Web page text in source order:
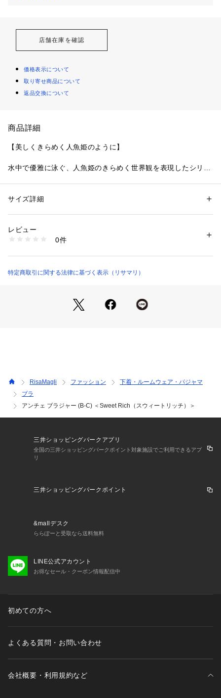
店舗在庫を確認
価格表示について
取り寄せ商品について
返品交換について
商品詳細
【美しくきらめく人魚姫のように】
水中で優雅に泳ぐ、人魚姫のきらめく世界観を表現したシリー
で表情を変える気泡のデザインにこだわり、ステッチを繊細に
ラと輝くビーズチャームや、人魚の優美な尾ひれと真珠を組み
合わせたアップリケなど、わくわくするようなファンタジーな
＜パターン＞
番ナチュラルなパターンです。レモン型のパッドでキレイな谷
間を演出し、丸みとボリュームで女性らしく可愛らしいライン
Risa Magliのブラジャーを初めてご着用する方
＜商品仕様＞
・3/4カップ
・サイドボーンあり（樹脂製）
・取り外し可能パッド付属
・パッド素材：ポリエステル（不織布製）
・65160 ブラジャー（B・C）
・65161 ブラジャー（D・E・F）
・75161 レースショーツ
・75162 リボンショーツ
ります。また、パソコン・スマートフォンなどの環境により、
性別：レディース
素材：ポリエステル・ナイロン・ポリウレタン
商品番号：
N05-65160 （ショップ）
サイズ詳細
レビュー
0件
特定商取引に関する法律に基づく表示（リサマリ）
RisaMagli ファッション
下着・ルームウェア・パジャマ
ブラ
アンチェ ブラジャー (B-C) ＜Sweet Rich（スウィートリッチ）＞
三井ショッピングパークアプリ
全国の三井ショッピングパークポイント対象施設でご利用できるアプ
リ
三井ショッピングパークポイント
&mallデスク
ららぽーと受取なら送料無料
LINE公式アカウント
お得なセール・クーポン情報配信中
初めての方へ
よくある質問・お問い合わせ
会社概要・利用規約など